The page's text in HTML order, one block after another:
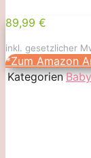
89,99 €
inkl. gesetzlicher
*Zum Amazon
Kategorien